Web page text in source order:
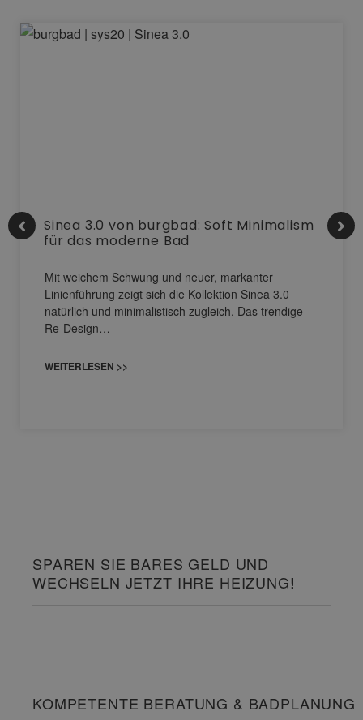
Sinea 3.0 von burgbad: Soft Minimalism
für das moderne Bad
Mit weichem Schwung und neuer, markanter
Linienführung zeigt sich die Kollektion Sinea 3.0
natürlich und minimalistisch zugleich. Das trendige
Re-Design…
WEITERLESEN >>
SPAREN SIE BARES GELD UND
WECHSELN JETZT IHRE HEIZUNG!
KOMPETENTE BERATUNG & BADPLANUNG